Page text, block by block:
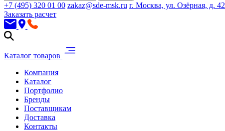
+7 (495) 320 01 00 zakaz@sde-msk.ru г. Москва, ул. Озёрная, д. 42
Заказать расчет
Каталог товаров
Компания
Каталог
Портфолио
Бренды
Поставщикам
Доставка
Контакты